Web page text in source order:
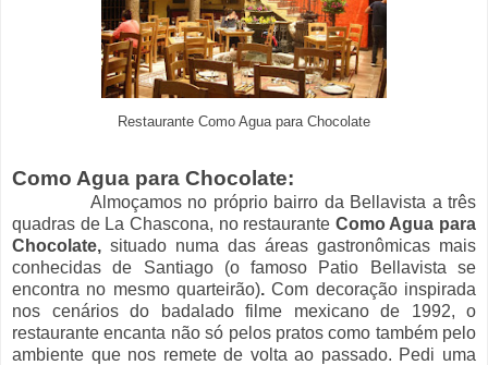
Restaurante Como Agua para Chocolate
Como Agua para Chocolate:
Almoçamos no próprio bairro da Bellavista a três
quadras de La Chascona, no restaurante Como Agua para
Chocolate, situado numa das áreas gastronômicas mais
conhecidas de Santiago (o famoso Patio Bellavista se
encontra no mesmo quarteirão).Com decoração inspirada
nos cenários do badalado filme mexicano de 1992, o
restaurante encanta não só pelos pratos como também pelo
ambiente que nos remete de volta ao passado. Pedi uma